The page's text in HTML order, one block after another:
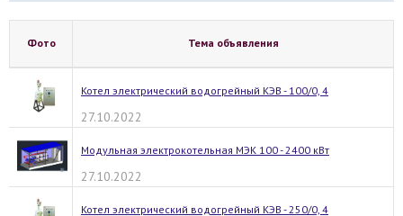
Фото Тема объявления
Котел электрический водогрейный КЭВ - 100/0, 4
27.10.2022
Модульная электрокотельная МЭК 100 - 2400 кВт
27.10.2022
Котел электрический водогрейный КЭВ - 250/0, 4